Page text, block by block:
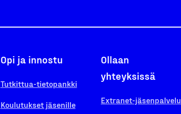
Opi ja innostu
Tutkittua-tietopankki
Koulutukset jäsenille
Ollaan
yhteyksissä
Extranet-jäsenpalvelu